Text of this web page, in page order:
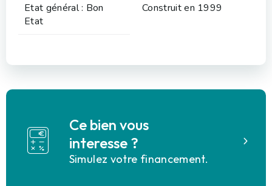
Etat général : Bon
Etat
Construit en 1999
Ce bien vous
interesse ?
Simulez votre financement.